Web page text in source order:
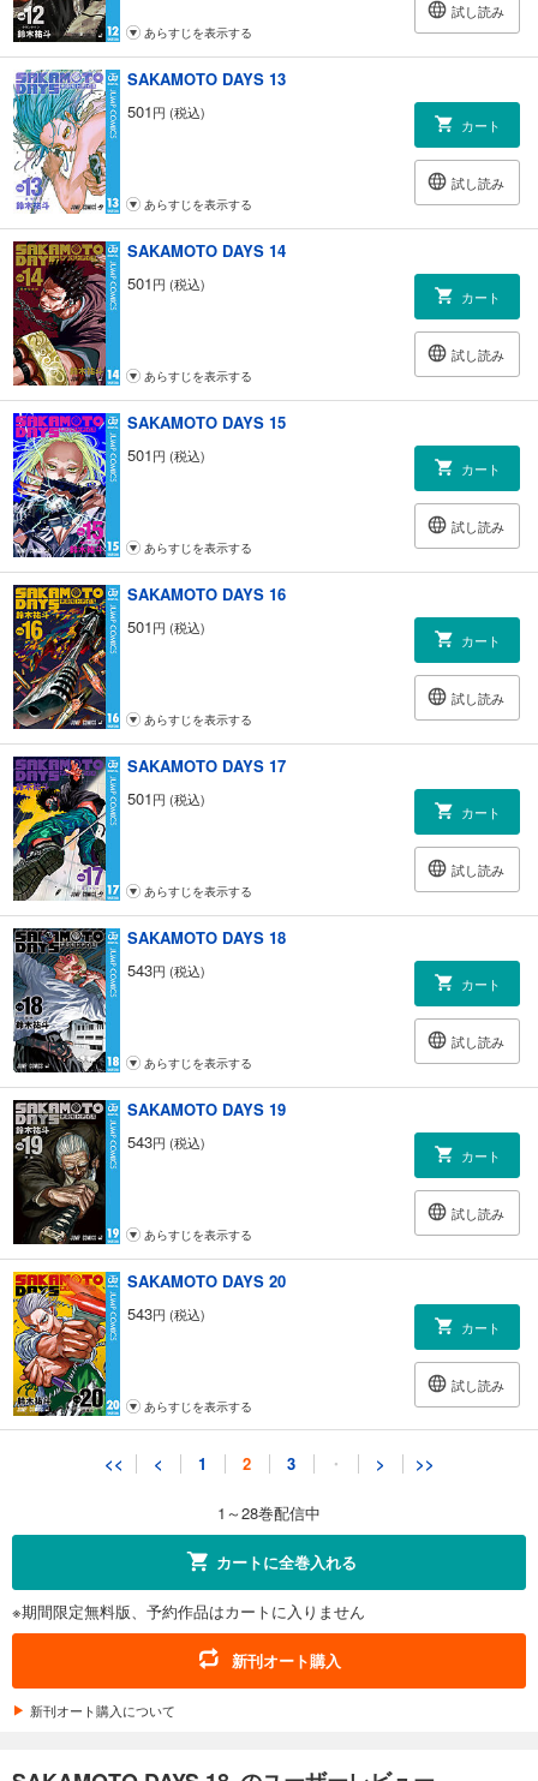
試し読み
あらすじを表示する
SAKAMOTO DAYS 13
501円 (税込)
カート
試し読み
あらすじを表示する
SAKAMOTO DAYS 14
501円 (税込)
カート
試し読み
あらすじを表示する
SAKAMOTO DAYS 15
501円 (税込)
カート
試し読み
あらすじを表示する
SAKAMOTO DAYS 16
501円 (税込)
カート
試し読み
あらすじを表示する
SAKAMOTO DAYS 17
501円 (税込)
カート
試し読み
あらすじを表示する
SAKAMOTO DAYS 18
543円 (税込)
カート
試し読み
あらすじを表示する
SAKAMOTO DAYS 19
543円 (税込)
カート
試し読み
あらすじを表示する
SAKAMOTO DAYS 20
543円 (税込)
カート
試し読み
あらすじを表示する
SAKAMOTO DAYS 21
SAKAMOTO DAYS 22
円 (税込)
<< < 1 2 3 ・ > >>
1～28巻配信中
カートに全巻入れる
※期間限定無料版、予約作品はカートに入りません
新刊オート購入
新刊オート購入について